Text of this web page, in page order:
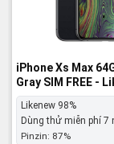
iPhone Xs Max
Gray SIM FREE -
Likenew 98%
Dùng thử miễn phí 7
Pinzin: 87%